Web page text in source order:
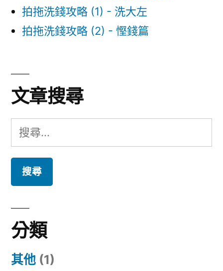
拍拖洗錢攻略 (1) - 洗大左
拍拖洗錢攻略 (2) - 慳錢篇
文章搜尋
搜
尋
鍵
字:
分類
其他 (1)